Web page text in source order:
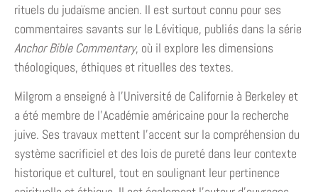
rituels du judaïsme ancien. Il est surtout connu pour ses
commentaires savants sur le Lévitique, publiés dans la série
Anchor Bible Commentary, où il explore les dimensions
théologiques, éthiques et rituelles des textes.
Milgrom a enseigné à l’Université de Californie à Berkeley et
a été membre de l’Académie américaine pour la recherche
juive. Ses travaux mettent l’accent sur la compréhension du
système sacrificiel et des lois de pureté dans leur contexte
historique et culturel, tout en soulignant leur pertinence